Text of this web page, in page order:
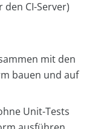
CI-Server)
mit den
bauen und auf
Unit-Tests